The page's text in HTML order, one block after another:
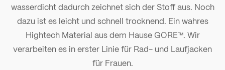
wasserdicht dadurch zeichnet sich der Stoff aus. Noch
dazu ist es leicht und schnell trocknend. Ein wahres
Hightech Material aus dem Hause GORE™. Wir
verarbeiten es in erster Linie für Rad- und Laufjacken
für Frauen.